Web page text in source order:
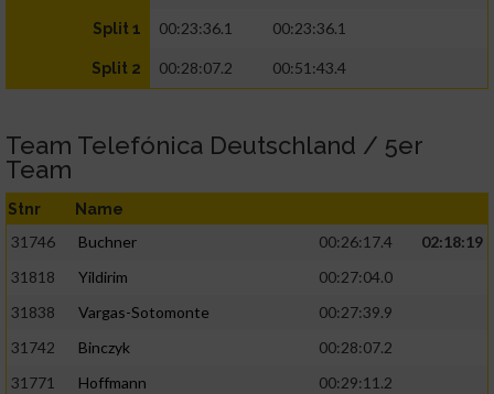
Split 1 00:23:36.1 00:23:36.1
Split 2 00:28:07.2 00:51:43.4
Team Telefónica Deutschland / 5er
Team
Stnr Name
31746 Buchner 00:26:17.4
02:18:19
31818
Yildirim
00:27:04.0
31838
Vargas-Sotomonte
00:27:39.9
31742
Binczyk
00:28:07.2
31771
Hoffmann
00:29:11.2